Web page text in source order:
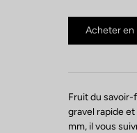
Acheter en
Fruit du savoir-
gravel rapide
mm, il vous